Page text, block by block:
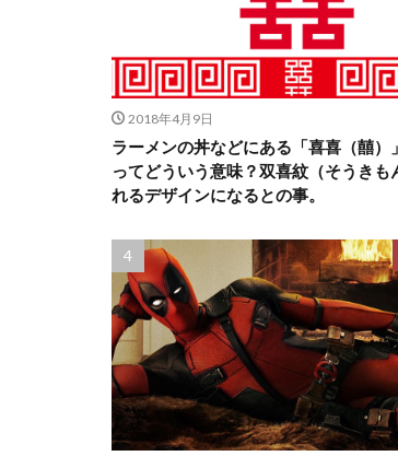
2018年4月9日
ラーメンの丼などにある「喜喜（囍）
ってどういう意味？双喜紋（そうきも
れるデザインになるとの事。